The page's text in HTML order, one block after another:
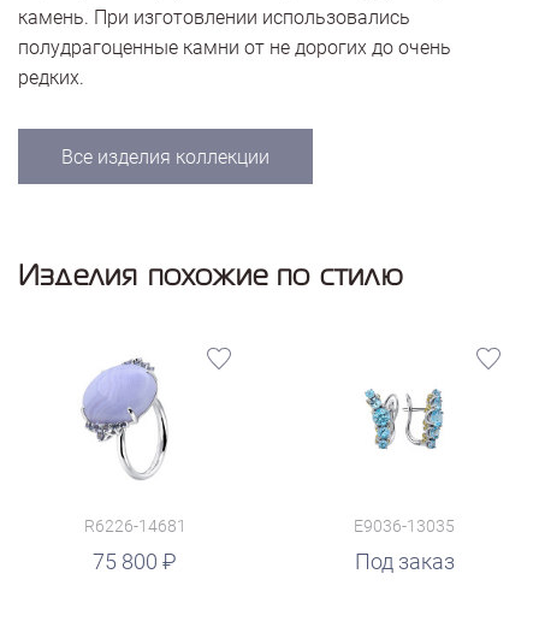
камень. При изготовлении использовались
полудрагоценные камни от не дорогих до очень
редких.
Все изделия коллекции
Изделия похожие по стилю
R6226-14681
75 800
E9036-13035
Под заказ